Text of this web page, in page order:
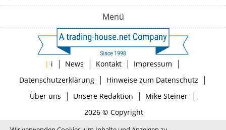
Menü
| i | News | Kontakt | Impressum |
Datenschutzerklärung| Hinweise zum Datenschutz |
Über uns | Unsere Redaktion | Mike Steiner|
2026 © Copyright